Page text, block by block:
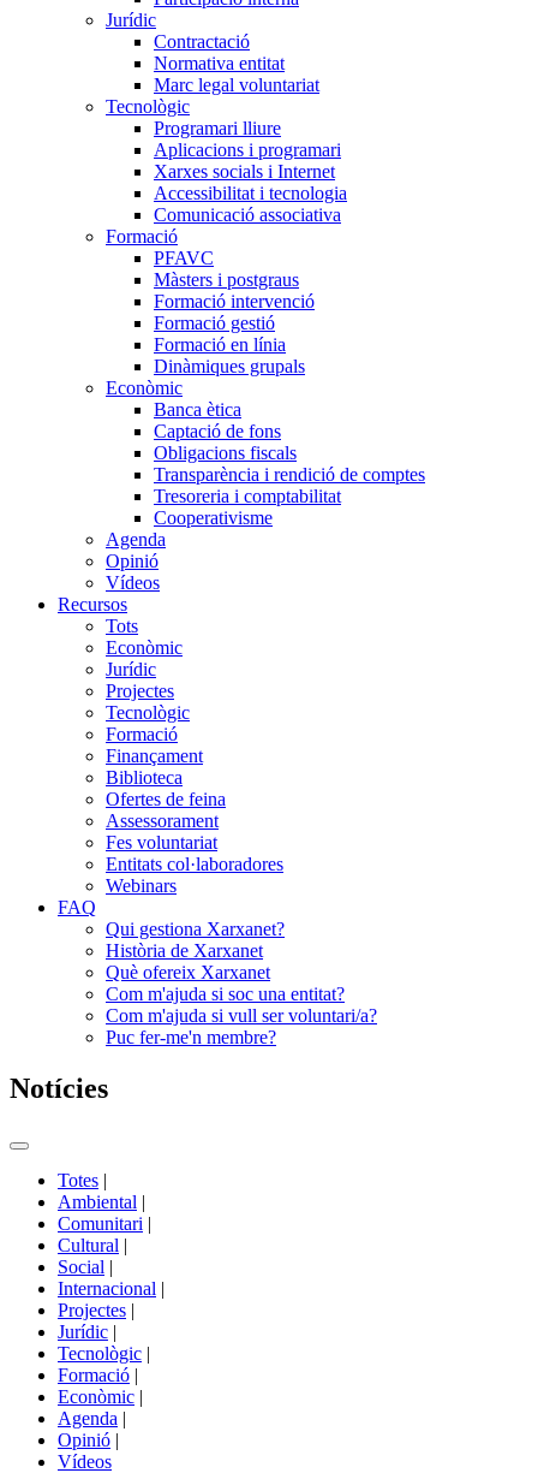
Jurídic
Contractació
Normativa entitat
Marc legal voluntariat
Tecnològic
Programari lliure
Aplicacions i programari
Xarxes socials i Internet
Accessibilitat i tecnologia
Comunicació associativa
Formació
PFAVC
Màsters i postgraus
Formació intervenció
Formació gestió
Formació en línia
Dinàmiques grupals
Econòmic
Banca ètica
Captació de fons
Obligacions fiscals
Transparència i rendició de comptes
Tresoreria i comptabilitat
Cooperativisme
Agenda
Opinió
Vídeos
Recursos
Tots
Econòmic
Jurídic
Projectes
Tecnològic
Formació
Finançament
Biblioteca
Ofertes de feina
Assessorament
Fes voluntariat
Entitats col·laboradores
Webinars
FAQ
Qui gestiona Xarxanet?
Història de Xarxanet
Què ofereix Xarxanet
Com m'ajuda si soc una entitat?
Com m'ajuda si vull ser voluntari/a?
Puc fer-me'n membre?
Notícies
Commutador
portals
Totes |
Ambiental |
Comunitari |
Cultural |
Social |
Internacional |
Projectes |
Jurídic |
Tecnològic |
Formació |
Econòmic |
Agenda |
Opinió |
Vídeos